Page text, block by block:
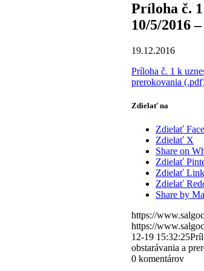
Príloha č.
10/5/2016
19.12.2016
Príloha č. 1 k
prerokovania
Zdielať na
Zdielať
Zdielať X
Share on
Zdielať
Zdielať
Zdielať
Share by
https://
https://
12-19 15:32:25
obstarávania a
0 komentárov